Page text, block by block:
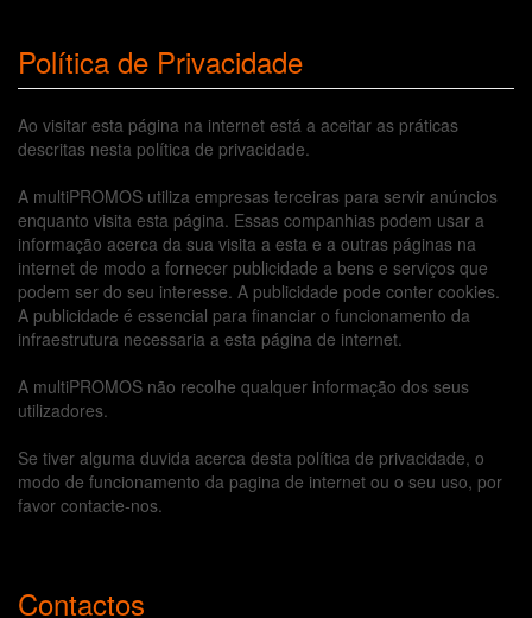
Política de Privacidade
Ao visitar esta página na internet está a aceitar as práticas
descritas nesta política de privacidade.
A multiPROMOS utiliza empresas terceiras para servir anúncios
enquanto visita esta página. Essas companhias podem usar a
informação acerca da sua visita a esta e a outras páginas na
internet de modo a fornecer publicidade a bens e serviços que
podem ser do seu interesse. A publicidade pode conter cookies.
A publicidade é essencial para financiar o funcionamento da
infraestrutura necessaria a esta página de internet.
A multiPROMOS não recolhe qualquer informação dos seus
utilizadores.
Se tiver alguma duvida acerca desta política de privacidade, o
modo de funcionamento da pagina de internet ou o seu uso, por
favor contacte-nos.
Contactos